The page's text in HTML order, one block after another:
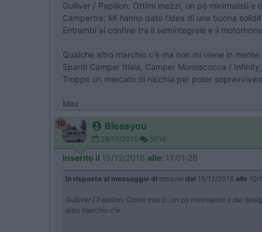
Gulliver / Papillon: Ottimi mezzi, un pò minimalisti e
Campertre: Mi hanno dato l'idea di una buona
Entrambi al confine tra il semintegrale e il
Qualche altro marchio c'è ma non mi viene in mente.
Spariti Camper Itlaia, Camper Monoscocca /
Troppo un mercato di nicchia per poter
Max
10 Blessyou
28/10/2015 5016
Inserito il 15/12/2016 alle: 11:01:26
In risposta al messaggio di mtravel del 15/12/2016 alle
Gulliver / Papillon: Ottimi mezzi, un pò minimalisti e dal
altro marchio c'è